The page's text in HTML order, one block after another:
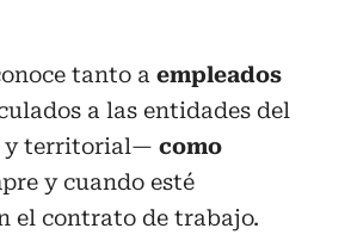
tanto a empleados
a las entidades del
y territorial— como
y cuando esté
el contrato de trabajo.